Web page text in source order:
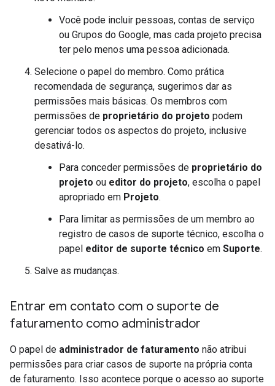
Você pode incluir pessoas, contas de serviço
ou Grupos do Google, mas cada projeto precisa
ter pelo menos uma pessoa adicionada.
Selecione o papel do membro. Como prática
recomendada de segurança, sugerimos dar as
permissões mais básicas. Os membros com
permissões de proprietário do projeto podem
gerenciar todos os aspectos do projeto, inclusive
desativá-lo.
Para conceder permissões de proprietário do
projeto ou editor do projeto, escolha o papel
apropriado em Projeto.
Para limitar as permissões de um membro ao
registro de casos de suporte técnico, escolha o
papel editor de suporte técnico em Suporte.
Salve as mudanças.
Entrar em contato com o suporte de
faturamento como administrador
O papel de administrador de faturamento não atribui
permissões para criar casos de suporte na própria conta
de faturamento. Isso acontece porque o acesso ao suporte